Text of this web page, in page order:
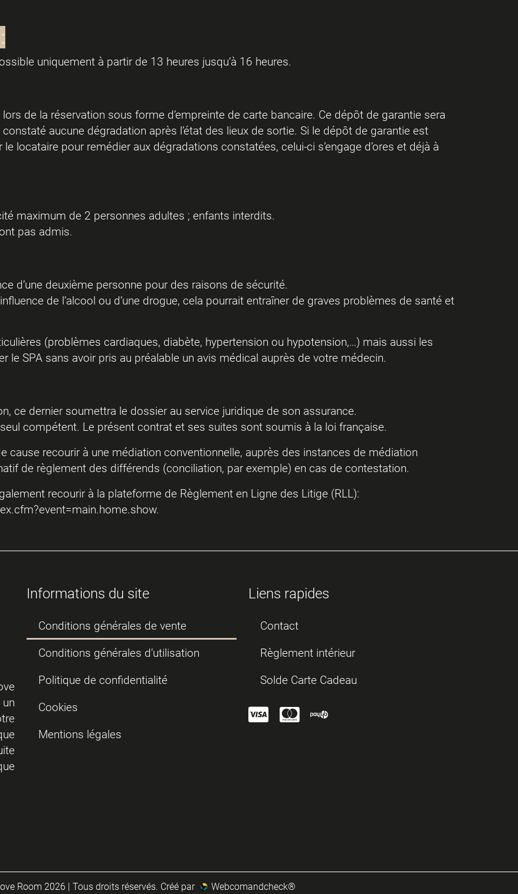
uniquement à partir de 13 heures jusqu’à 16 heures.
de la réservation sous forme d’empreinte de carte bancaire. Ce dépôt de garantie sera
constaté aucune dégradation après l’état des lieux de sortie. Si le dépôt de garantie est
locataire pour remédier aux dégradations constatées, celui-ci s’engage d’ores et déjà à
maximum de 2 personnes adultes ; enfants interdits.
pas admis.
d’une deuxième personne pour des raisons de sécurité.
de l’alcool ou d’une drogue, cela pourrait entraîner de graves problèmes de santé et
(problèmes cardiaques, diabète, hypertension ou hypotension,…) mais aussi les
le SPA sans avoir pris au préalable un avis médical auprès de votre médecin.
ce dernier soumettra le dossier au service juridique de son assurance.
compétent. Le présent contrat et ses suites sont soumis à la loi française.
cause recourir à une médiation conventionnelle, auprès des instances de médiation
de règlement des différends (conciliation, par exemple) en cas de contestation.
recourir à la plateforme de Règlement en Ligne des Litige (RLL):
Informations du site
Conditions générales de vente
Conditions générales d’utilisation
Politique de confidentialité
Cookies
Mentions légales
Liens rapides
Contact
Règlement intérieur
Solde Carte Cadeau
Room 2026 | Tous droits réservés. Créé par Webcomandcheck®